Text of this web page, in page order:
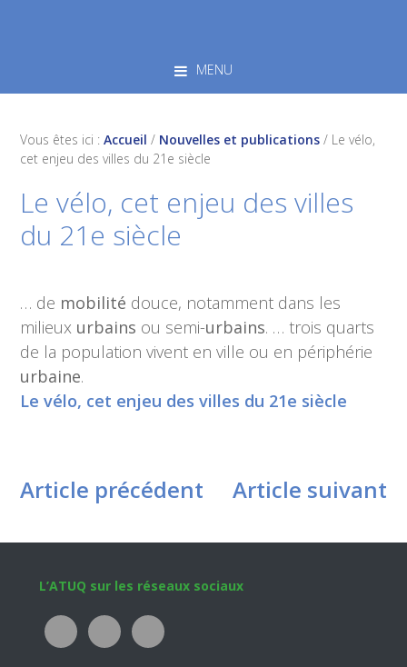
MENU
Vous êtes ici :Accueil / Nouvelles et publications / Le vélo,
cet enjeu des villes du 21e siècle
Le vélo, cet enjeu des villes
du 21e siècle
… de mobilité douce, notamment dans les
milieux urbains ou semi-urbains. … trois quarts
de la population vivent en ville ou en périphérie
urbaine.
Le vélo, cet enjeu des villes du 21e siècle
Article précédent Article suivant
Footer
L’ATUQ sur les réseaux sociaux